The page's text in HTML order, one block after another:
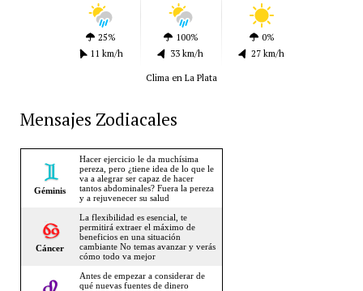
25%
11 km/h
100%
33 km/h
0%
27 km/h
Clima en La Plata
Mensajes Zodiacales